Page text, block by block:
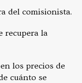
del comisionista.
recupera la
los precios de
cuánto se